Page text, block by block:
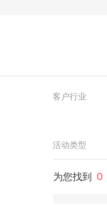
客户行业
活动类型
为您找到 0